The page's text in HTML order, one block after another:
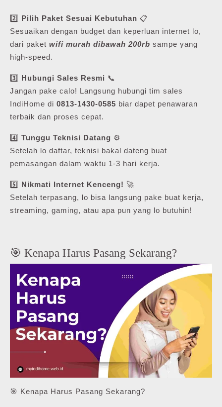
2️⃣ Pilih Paket Sesuai Kebutuhan 📋
Sesuaikan dengan budget dan keperluan internet lo,
dari paket wifi murah dibawah 200rb sampe yang
high-speed.
3️⃣ Hubungi Sales Resmi 📞
Jangan pake calo! Langsung hubungi tim sales
IndiHome di 0813-1430-0585 biar dapet penawaran
terbaik dan proses cepat.
4️⃣ Tunggu Teknisi Datang ⚙️
Setelah lo daftar, teknisi bakal dateng buat
pemasangan dalam waktu 1-3 hari kerja.
5️⃣ Nikmati Internet Kenceng! 🚀
Setelah terpasang, lo bisa langsung pake buat kerja,
streaming, gaming, atau apa pun yang lo butuhin!
🎯 Kenapa Harus Pasang Sekarang?
🎯 Kenapa Harus Pasang Sekarang?